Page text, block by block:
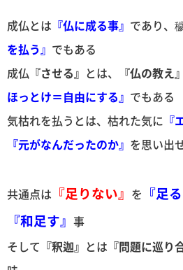
成仏とは 『仏に成る事』 であり、
を払う』 でもある
成仏 『させる』 とは、 『仏の教え』
ほっとけ＝自由にする』 でもある
気枯れを払うとは、枯れた気に 『
『元がなんだったのか』 を思い出
共通点は 『足りない』 を 『足
『和足す』 事
そして 『釈迦』 とは 『問題に巡り